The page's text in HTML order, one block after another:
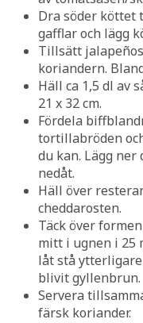
Dra söder köttet
gafflar och lägg
Tillsätt
koriandern.
Häll ca 1,5 dl av
21 x 32 cm.
Fördela
tortillabröden
du kan. Lägg
nedåt.
Häll över
cheddarosten.
Täck över
mitt i ugnen i 25
låt stå
blivit gyllenbrun.
Servera
färsk koriander.